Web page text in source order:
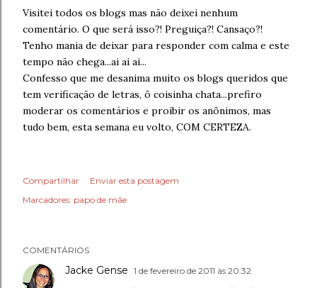
Visitei todos os blogs mas não deixei nenhum
comentário. O que será isso?! Preguiça?! Cansaço?!
Tenho mania de deixar para responder com calma e este
tempo não chega...ai ai ai...
Confesso que me desanima muito os blogs queridos que
tem verificação de letras, ô coisinha chata...prefiro
moderar os comentários e proibir os anônimos, mas
tudo bem, esta semana eu volto, COM CERTEZA.
Compartilhar
Enviar esta postagem
Marcadores: papo de mãe
COMENTÁRIOS
Jacke Gense 1 de fevereiro de 2011 às 20:32